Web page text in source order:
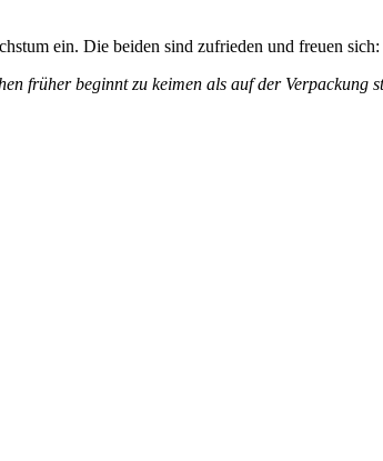
ein. Die beiden sind zufrieden und freuen sich:
früher beginnt zu keimen als auf der Verpackung